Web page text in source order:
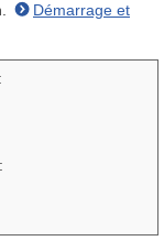
Démarrage et